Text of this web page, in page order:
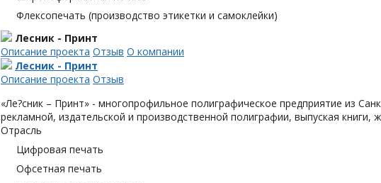
Флексопечать (производство этикетки и самоклейки)
Лесник - Принт
Описание проекта Отзыв О компании
Лесник - Принт
Описание проекта Отзыв
«Ле?сник – Принт» - многопрофильное полиграфическое предприятие из
рекламной, издательской и производственной полиграфии, выпуская
Отрасль
Цифровая печать
Офсетная печать